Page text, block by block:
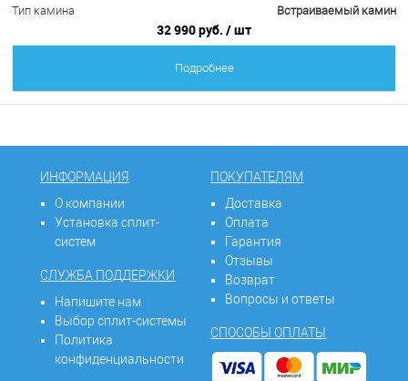
Тип камина
Встраиваемый камин
32 990 руб. / шт
Подробнее
ИНФОРМАЦИЯ
О компании
Установка сплит-
систем
СЛУЖБА ПОДДЕРЖКИ
Напишите нам
Выбор сплит-системы
Политика
конфиденциальности
ПОКУПАТЕЛЯМ
Доставка
Оплата
Гарантия
Отзывы
Возврат
Вопросы и ответы
СПОСОБЫ ОПЛАТЫ